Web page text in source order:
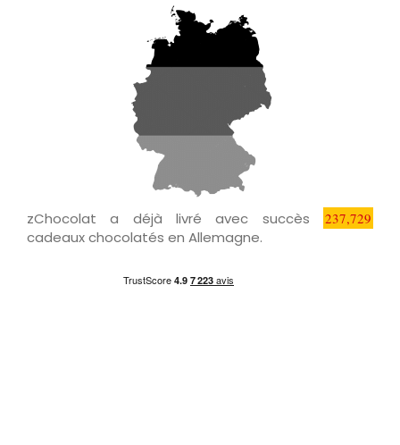
zChocolat a déjà livré avec succès 237,729
cadeaux chocolatés en Allemagne.